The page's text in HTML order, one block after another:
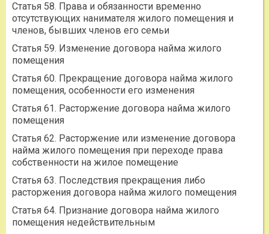
Статья 58. Права и обязанности временно
отсутствующих нанимателя жилого помещения и
членов, бывших членов его семьи
Статья 59. Изменение договора найма жилого
помещения
Статья 60. Прекращение договора найма жилого
помещения, особенности его изменения
Статья 61. Расторжение договора найма жилого
помещения
Статья 62. Расторжение или изменение договора
найма жилого помещения при переходе права
собственности на жилое помещение
Статья 63. Последствия прекращения либо
расторжения договора найма жилого помещения
Статья 64. Признание договора найма жилого
помещения недействительным